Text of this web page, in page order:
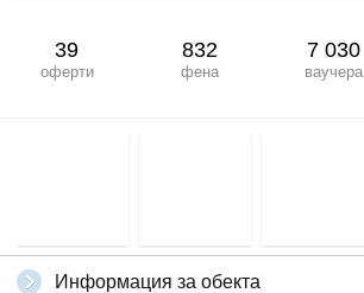
39
оферти
832
фена
7 030
ваучера
Информация за обекта